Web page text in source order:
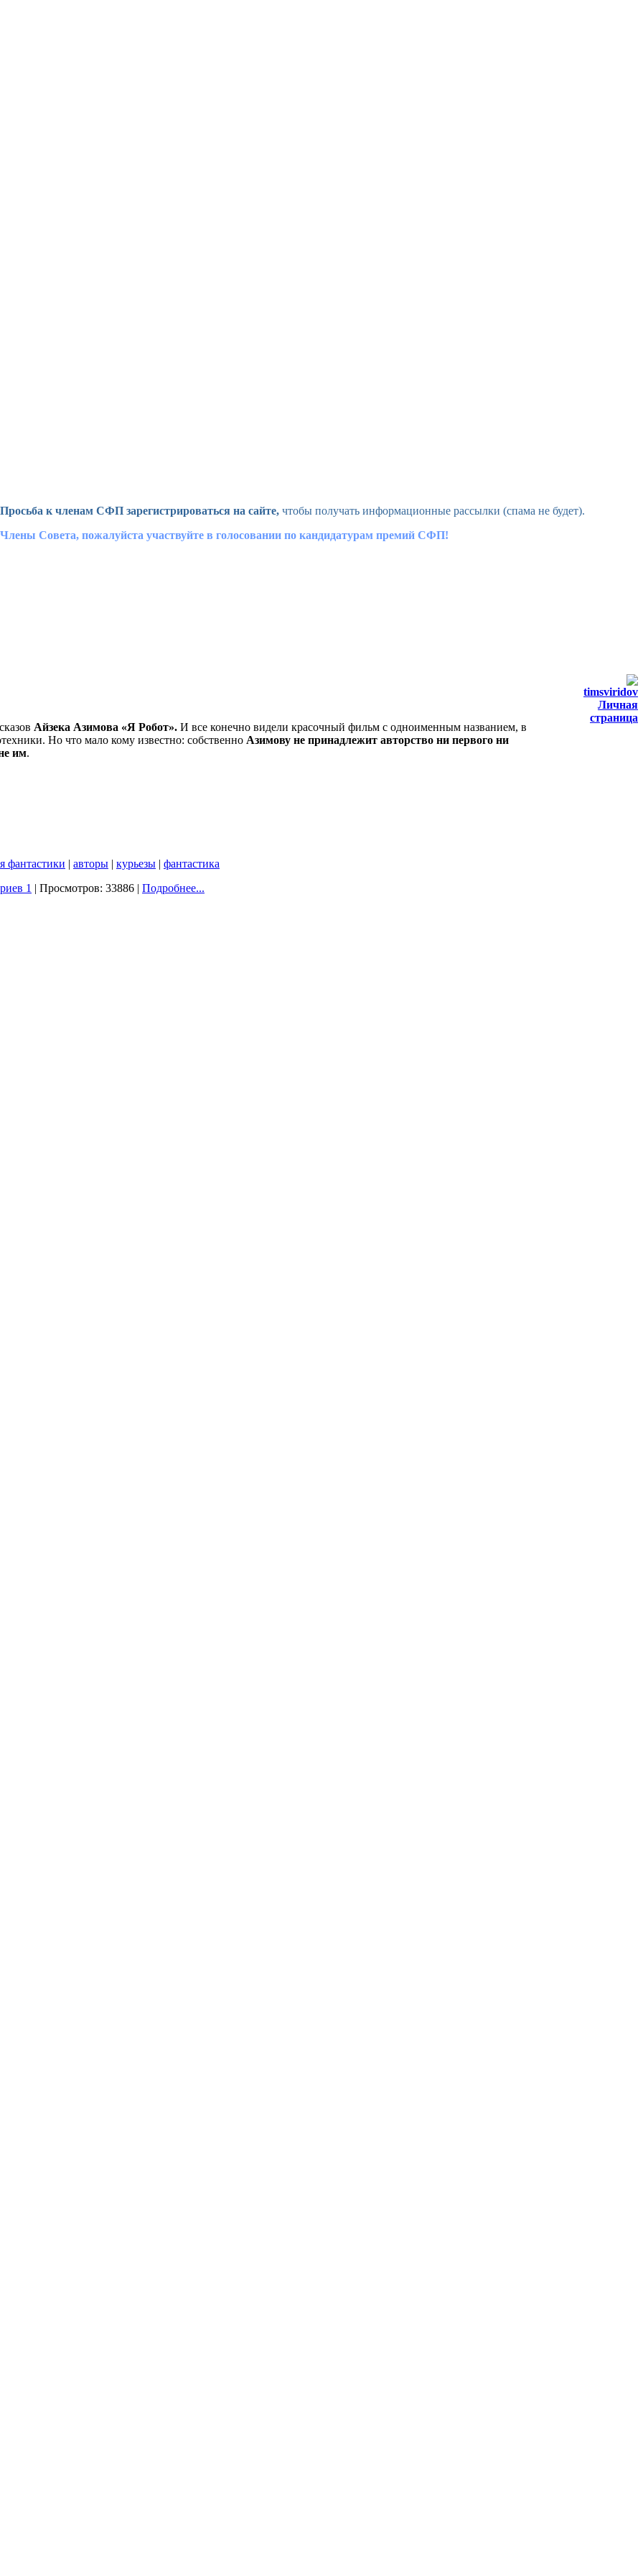
Просьба к членам СФП зарегистрироваться на сайте, чтобы получать информационные рассылки (спама не будет).
Члены Совета, пожалуйста участвуйте в голосовании по кандидатурам премий СФП!
timsviridov
Личная
страница
Айзека Азимова «Я Робот». И все конечно видели красочный фильм с одноименным названием, в
Но что мало кому известно: собственно Азимову не принадлежит авторство ни первого ни
им.
фантастики | авторы | курьезы | фантастика
1 | Просмотров: 33886 | Подробнее...